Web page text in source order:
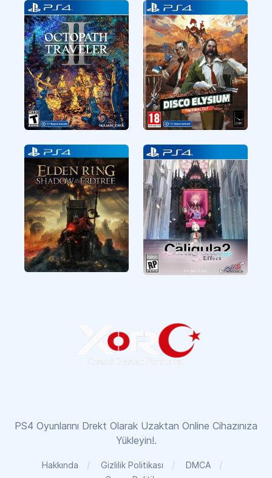
Phantom Brave The
Lost Hero
Citizen Sleeper
Octopath Traveler II
Disco Elysium The
Final Cut
PS4 Oyunlarını Drekt Olarak Uzaktan Online Cihazınıza
Yükleyin!.
Hakkında Gizlilik Politikası
DMCA